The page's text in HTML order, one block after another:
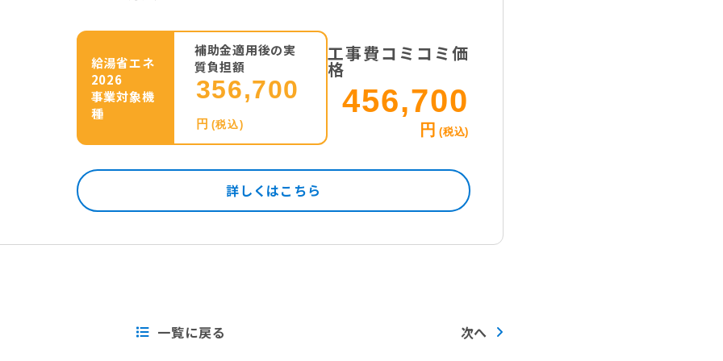
給湯省エネ
2026
事業対象機
種
補助金適用後の実
質負担額
356,700
円 (税込)
工事費コミコミ価
格
456,700
円 (税込)
詳しくはこちら
一覧に戻る 次へ